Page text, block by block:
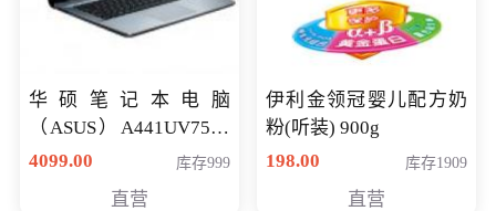
华硕笔记本电脑
（ASUS）A441UV7500
顽石（7代i7-7500U 4G
4099.00 库存999
直营
伊利金领冠婴儿配方奶
粉(听装) 900g
198.00
库存1909
直营